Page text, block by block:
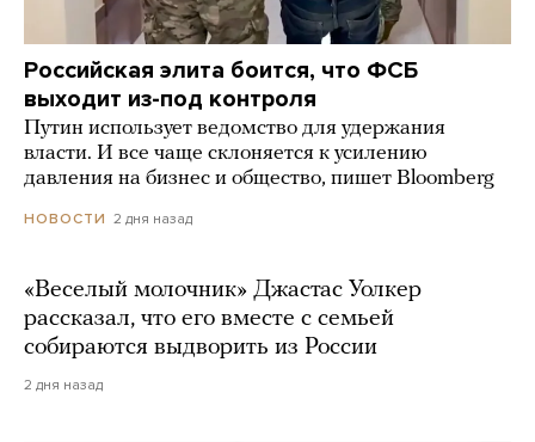
Российская элита боится, что ФСБ
выходит из-под контроля
Путин использует ведомство для удержания
власти. И все чаще склоняется к усилению
давления на бизнес и общество, пишет Bloomberg
НОВОСТИ 2 дня назад
«Веселый молочник» Джастас Уолкер
рассказал, что его вместе с семьей
собираются выдворить из России
2 дня назад